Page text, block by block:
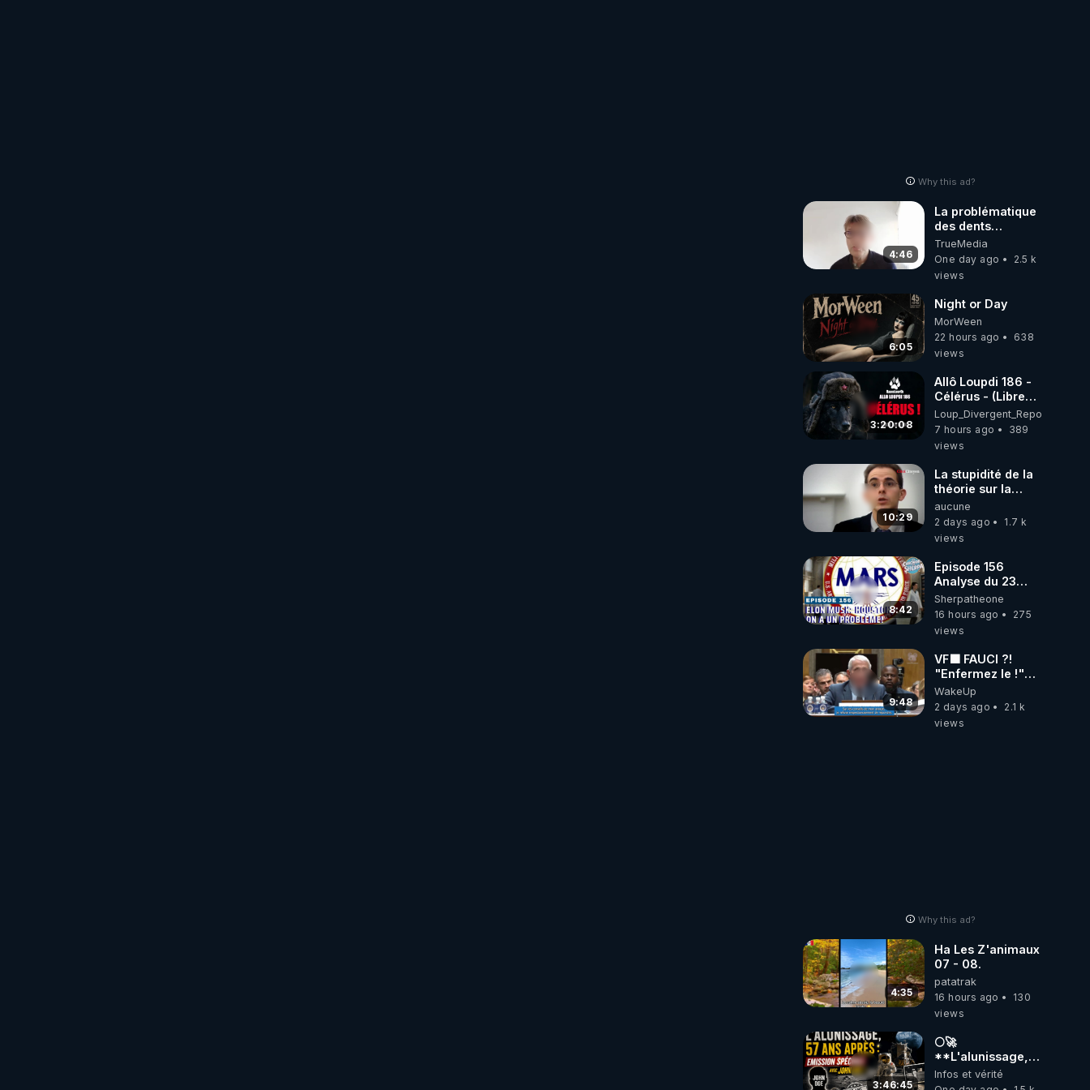
Why this ad?
4:46
La problématique
des dents
dévitalisées et
des implants
TrueMedia
One day ago
2.5 k
views
6:05
Night or Day
MorWeen
22 hours ago
638
views
3:20:08
Allô Loupdi 186 -
Célérus - (Libre
Antenne) - Loup
Divergent
2026.08.06
Loup_Divergent_Reposts
7 hours ago
389
views
10:29
La stupidité de la
théorie sur la
responsabilité de
l’homme
concernant le
carbone.
aucune
2 days ago
1.7 k
views
8:42
Episode 156
Analyse du 23
février 2025 Elon
Musk : Houston ,
on a un problème
Sherpatheone
16 hours ago
275
views
9:48
VF🟩 FAUCI ?!
"Enfermez le !"
(Lock him up!) -
Quartz Traduction
WakeUp
2 days ago
2.1 k
views
Why this ad?
4:35
Ha Les Z'animaux
07 - 08.
patatrak
16 hours ago
130
views
3:46:45
🌕🚀
**L'alunissage,
57 ans après :
Émission spéciale
Infos et vérité